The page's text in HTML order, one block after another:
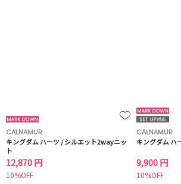
CALNAMUR
キングダム ハーツ / シルエット2wayニッ
ト
12,870 円
10%OFF
CALNAMUR
キングダム ハ
9,900 円
10%OFF